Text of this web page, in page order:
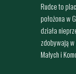
Rudce to
położona w
działa
zdobywają
Małych i